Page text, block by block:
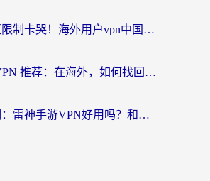
别再被地区限制卡哭！海外用户vpn中国下载全攻略，无缝刷剧办公社交
App Store VPN 推荐：在海外，如何找回那扇回家的“任意门”？
海外党实测：雷神手游VPN好用吗？和闪电VPN对比哪个回国效果更好？附小众工具深度测评